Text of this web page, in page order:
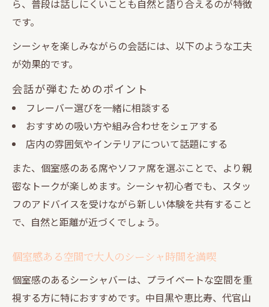
ら、普段は話しにくいことも自然と語り合えるのが特徴
です。
シーシャを楽しみながらの会話には、以下のような工夫
が効果的です。
会話が弾むためのポイント
フレーバー選びを一緒に相談する
おすすめの吸い方や組み合わせをシェアする
店内の雰囲気やインテリアについて話題にする
また、個室感のある席やソファ席を選ぶことで、より親
密なトークが楽しめます。シーシャ初心者でも、スタッ
フのアドバイスを受けながら新しい体験を共有すること
で、自然と距離が近づくでしょう。
個室感ある空間で大人のシーシャ時間を満喫
個室感のあるシーシャバーは、プライベートな空間を重
視する方に特におすすめです。中目黒や恵比寿、代官山